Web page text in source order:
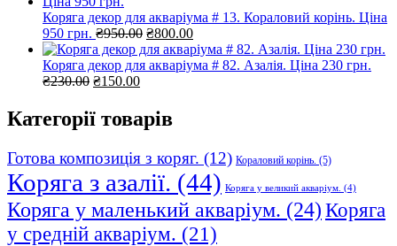
Коряга декор для акваріума # 13. Кораловий корінь. Ціна
950 грн. ₴950.00 Оригінальна
ціна:
₴950.00.
₴800.00Поточна
ціна:
₴800.00.
Коряга декор для акваріума # 82. Азалія. Ціна 230 грн.
₴230.00 Оригінальна
₴230.00.
₴150.00Поточна
₴150.00.
Категорії товарів
Готова композиція з коряг. (12) Кораловий корінь. (5)
Коряга з азалії. (44) Коряга у великий акваріум. (4)
Коряга у маленький акваріум. (24)Коряга
у средній акваріум. (21)